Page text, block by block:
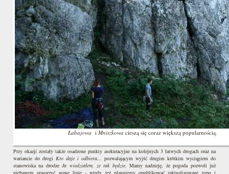
Łabajowa i Mniszkowa cieszą się coraz większą popularnością.
Przy okazji zostały także osadzone punkty asekuracyjne na kolejnych 3 łatwych drogach oraz na
wariancie do drogi Kto daje i odbiera...
pozwalającym wyjść drugim krótkim wyciągiem do
stanowiska na drodzeJa wiedziałem, że tak będzie. Mamy nadzieję, że pogoda pozwoli już
niebawem otworzyć nowe linie - wtedy też planujemy opublikować zaktualizowane topo i